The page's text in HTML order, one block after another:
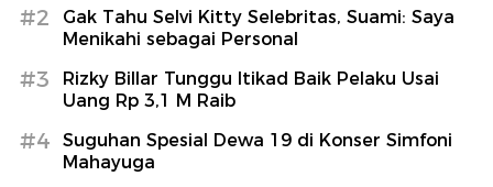
#2
Gak Tahu Selvi Kitty Selebritas, Suami: Saya
Menikahi sebagai Personal
#3
Rizky Billar Tunggu Itikad Baik Pelaku Usai
Uang Rp 3,1 M Raib
#4
Suguhan Spesial Dewa 19 di Konser Simfoni
Mahayuga